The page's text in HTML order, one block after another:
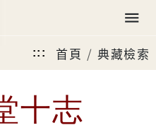
::: 首頁 典藏檢索
十志